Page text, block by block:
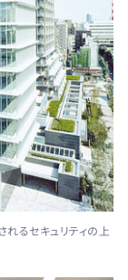
るセキュリティの上